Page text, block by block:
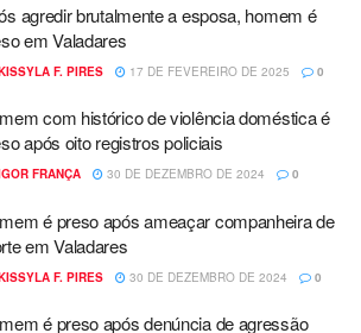
agredir brutalmente a esposa, homem é
em Valadares
F. PIRES 17 DE FEVEREIRO DE 2025 0
com histórico de violência doméstica é
após oito registros policiais
FRANÇA 30 DE DEZEMBRO DE 2024 0
é preso após ameaçar companheira de
em Valadares
F. PIRES 30 DE DEZEMBRO DE 2024 0
é preso após denúncia de agressão